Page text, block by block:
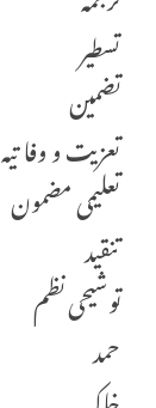
تسطیر
تضمین
تعزیت و وفا تیہ
تعلیمی مضمون
تنقید
توشیحی نظم
حمد